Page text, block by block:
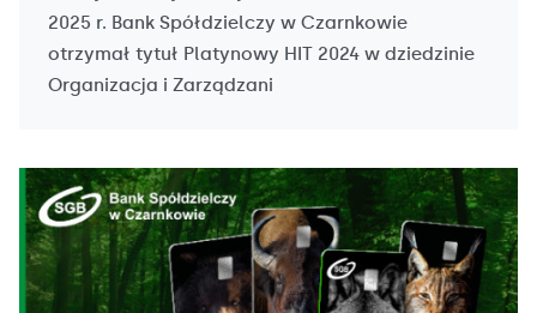
2025 r. Bank Spółdzielczy w Czarnkowie
otrzymał tytuł Platynowy HIT 2024 w dziedzinie
Organizacja i Zarządzani